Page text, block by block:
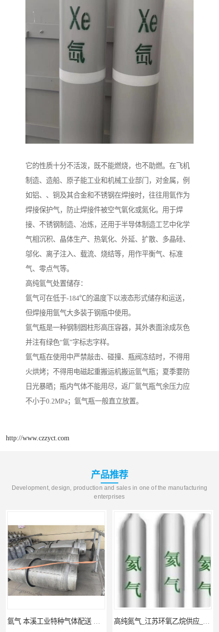
它的性质十分不活泼，既不能燃烧，也不助燃。在飞机
制造、造船、原子能工业和机械工业部门，对金属，例
如铝、、铜及其合金和不锈钢在焊接时，往往用氩作为
焊接保护气，防止焊接件被空气氧化或氮化。用于焊
接、不锈钢制造、冶炼，还用于半导体制造工艺中化学
气相沉积、晶体生产、热氧化、外延、扩散、多晶硅、
邬化、离子注入、载流、烧结等，用作平衡气、标准
气、零点气等。
高纯氩气处置储存：
氩气可在低于-184℃的温度下以液态形式储存和运送，
但焊接用氩气大多装于钢瓶中使用。
氩气瓶是一种钢制圆柱形高压容器，其外表面涂成灰色
并注有绿色“氩”字标志字样。
氩气瓶在使用中严禁敲击、碰撞、瓶阀冻结时，不得用
火烘烤；不得用电磁起重搬运机搬运氩气瓶；夏季要防
日光暴晒；瓶内气体不能用尽，返厂氩气瓶气余压力应
不小于0.2MPa；氩气瓶一般直立放置。
http://www.czzyct.com
产品推荐
Development, design, production and sales in one of the manufacturing
enterprises
氩气 本溪工业特种气体配送 工业气体 高纯氮气_江苏环氧乙烷供应_泳鑫气体